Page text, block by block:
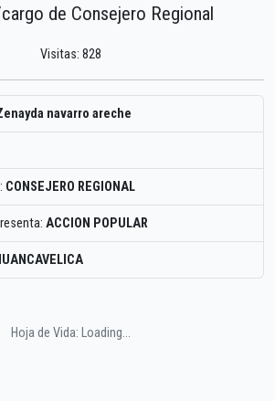
de Consejero Regional
Visitas: 828
navarro areche
CONSEJERO REGIONAL
ACCION POPULAR
Hoja de Vida: Loading...